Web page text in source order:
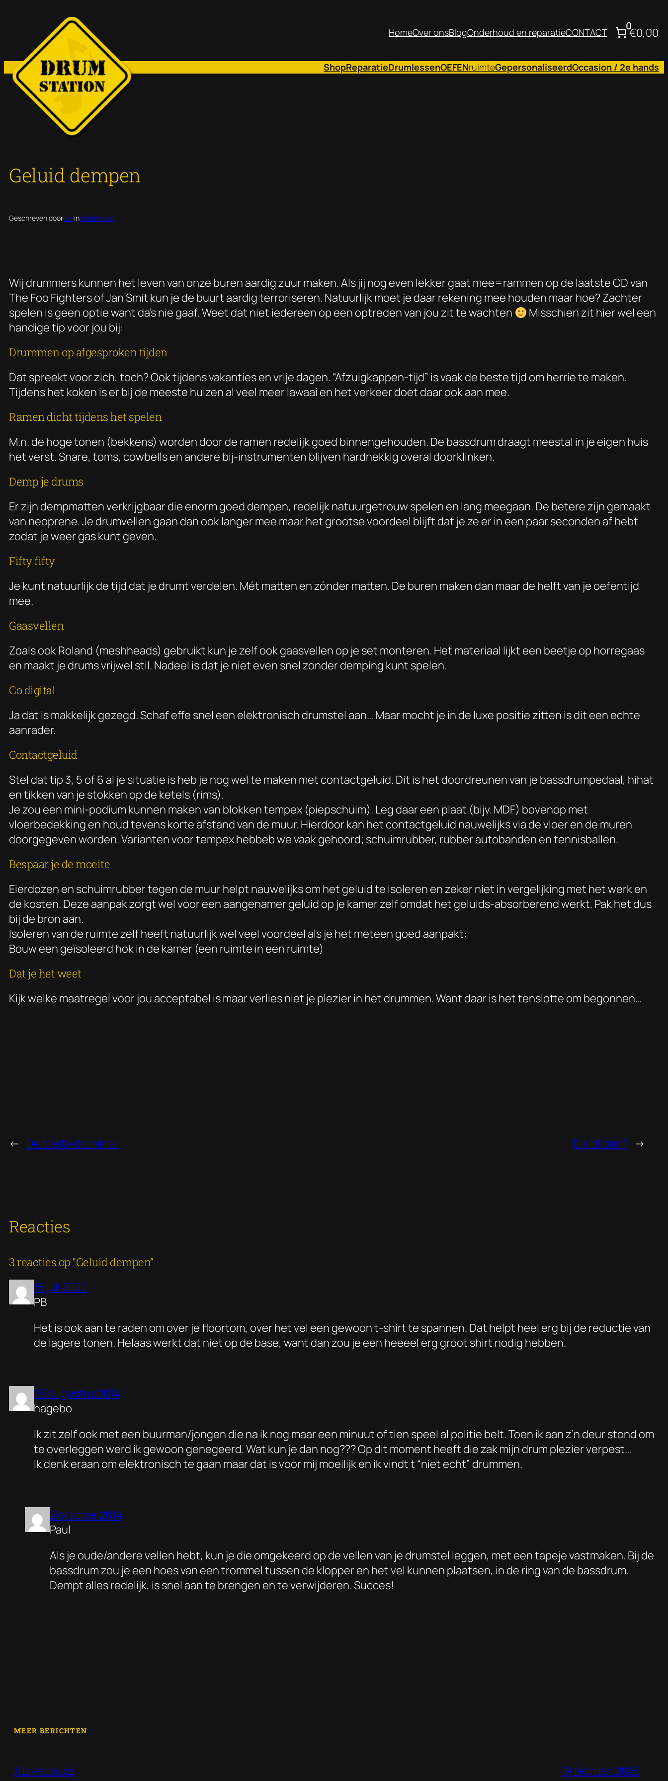
inhoud
HomeOver onsBlogOnderhoud en reparatieCONTACT 0€0,00
ShopReparatieDrumlessenOEFENruimteGepersonaliseerdOccasion / 2e hands
Geluid dempen
Geschreven doorJanininformatief
Wij drummers kunnen het leven van onze buren aardig zuur maken. Als jij nog even lekker gaat mee=rammen op de laatste CD van
The Foo Fighters of Jan Smit kun je de buurt aardig terroriseren. Natuurlijk moet je daar rekening mee houden maar hoe? Zachter
spelen is geen optie want da’s nie gaaf. Weet dat niet iedereen op een optreden van jou zit te wachten
Misschien zit hier wel een
handige tip voor jou bij:
Drummen op afgesproken tijden
Dat spreekt voor zich, toch? Ook tijdens vakanties en vrije dagen. “Afzuigkappen-tijd” is vaak de beste tijd om herrie te maken.
Tijdens het koken is er bij de meeste huizen al veel meer lawaai en het verkeer doet daar ook aan mee.
Ramen dicht tijdens het spelen
M.n. de hoge tonen (bekkens) worden door de ramen redelijk goed binnengehouden. De bassdrum draagt meestal in je eigen huis
het verst. Snare, toms, cowbells en andere bij-instrumenten blijven hardnekkig overal doorklinken.
Demp je drums
Er zijn dempmatten verkrijgbaar die enorm goed dempen, redelijk natuurgetrouw spelen en lang meegaan. De betere zijn gemaakt
van neoprene. Je drumvellen gaan dan ook langer mee maar het grootse voordeel blijft dat je ze er in een paar seconden af hebt
zodat je weer gas kunt geven.
Fifty fifty
Je kunt natuurlijk de tijd dat je drumt verdelen. Mét matten en zónder matten. De buren maken dan maar de helft van je oefentijd
mee.
Gaasvellen
Zoals ook Roland (meshheads) gebruikt kun je zelf ook gaasvellen op je set monteren. Het materiaal lijkt een beetje op horregaas
en maakt je drums vrijwel stil. Nadeel is dat je niet even snel zonder demping kunt spelen.
Go digital
Ja dat is makkelijk gezegd. Schaf effe snel een elektronisch drumstel aan… Maar mocht je in de luxe positie zitten is dit een echte
aanrader.
Contactgeluid
Stel dat tip 3, 5 of 6 al je situatie is heb je nog wel te maken met contactgeluid. Dit is het doordreunen van je bassdrumpedaal, hihat
en tikken van je stokken op de ketels (rims).
Je zou een mini-podium kunnen maken van blokken tempex (piepschuim). Leg daar een plaat (bijv. MDF) bovenop met
vloerbedekking en houd tevens korte afstand van de muur. Hierdoor kan het contactgeluid nauwelijks via de vloer en de muren
doorgegeven worden. Varianten voor tempex hebbeb we vaak gehoord; schuimrubber, rubber autobanden en tennisballen.
Bespaar je de moeite
Eierdozen en schuimrubber tegen de muur helpt nauwelijks om het geluid te isoleren en zeker niet in vergelijking met het werk en
de kosten. Deze aanpak zorgt wel voor een aangenamer geluid op je kamer zelf omdat het geluids-absorberend werkt. Pak het dus
bij de bron aan.
Isoleren van de ruimte zelf heeft natuurlijk wel veel voordeel als je het meteen goed aanpakt:
Bouw een geïsoleerd hok in de kamer (een ruimte in een ruimte)
Dat je het weet
Kijk welke maatregel voor jou acceptabel is maar verlies niet je plezier in het drummen. Want daar is het tenslotte om begonnen…
← De beste drummer Dik of dun? →
Reacties
3 reacties op “Geluid dempen”
15 juli 2020
PB
Het is ook aan te raden om over je floortom, over het vel een gewoon t-shirt te spannen. Dat helpt heel erg bij de reductie van
de lagere tonen. Helaas werkt dat niet op de base, want dan zou je een heeeel erg groot shirt nodig hebben.
25 augustus 2014
hagebo
Ik zit zelf ook met een buurman/jongen die na ik nog maar een minuut of tien speel al politie belt. Toen ik aan z’n deur stond om
te overleggen werd ik gewoon genegeerd. Wat kun je dan nog??? Op dit moment heeft die zak mijn drum plezier verpest…
Ik denk eraan om elektronisch te gaan maar dat is voor mij moeilijk en ik vindt t “niet echt” drummen.
2 oktober 2014
Paul
Als je oude/andere vellen hebt, kun je die omgekeerd op de vellen van je drumstel leggen, met een tapeje vastmaken. Bij de
bassdrum zou je een hoes van een trommel tussen de klopper en het vel kunnen plaatsen, in de ring van de bassdrum.
Dempt alles redelijk, is snel aan te brengen en te verwijderen. Succes!
MEER BERICHTEN
Als vanouds 19 februari 2025